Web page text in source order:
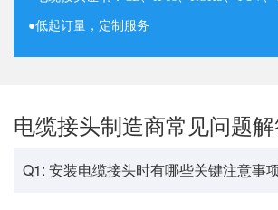
●低起订量，定制服务
电缆接头制造商常见问题
Q1: 安装电缆接头时有哪些关键注意事